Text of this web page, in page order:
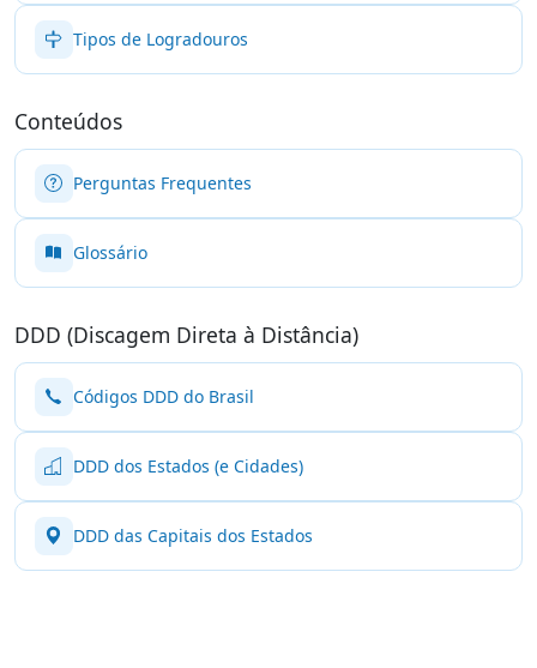
Tipos de Logradouros
Conteúdos
Perguntas Frequentes
Glossário
DDD (Discagem Direta à Distância)
Códigos DDD do Brasil
DDD dos Estados (e Cidades)
DDD das Capitais dos Estados